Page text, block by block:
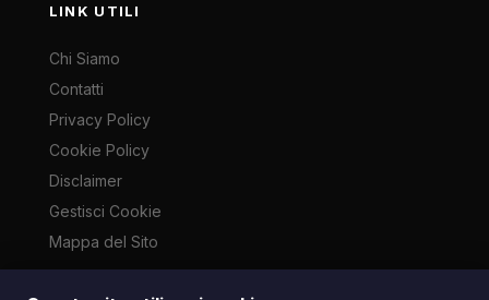
LINK UTILI
Chi Siamo
Contatti
Privacy Policy
Cookie Policy
Disclaimer
Gestisci Cookie
Mappa del Sito